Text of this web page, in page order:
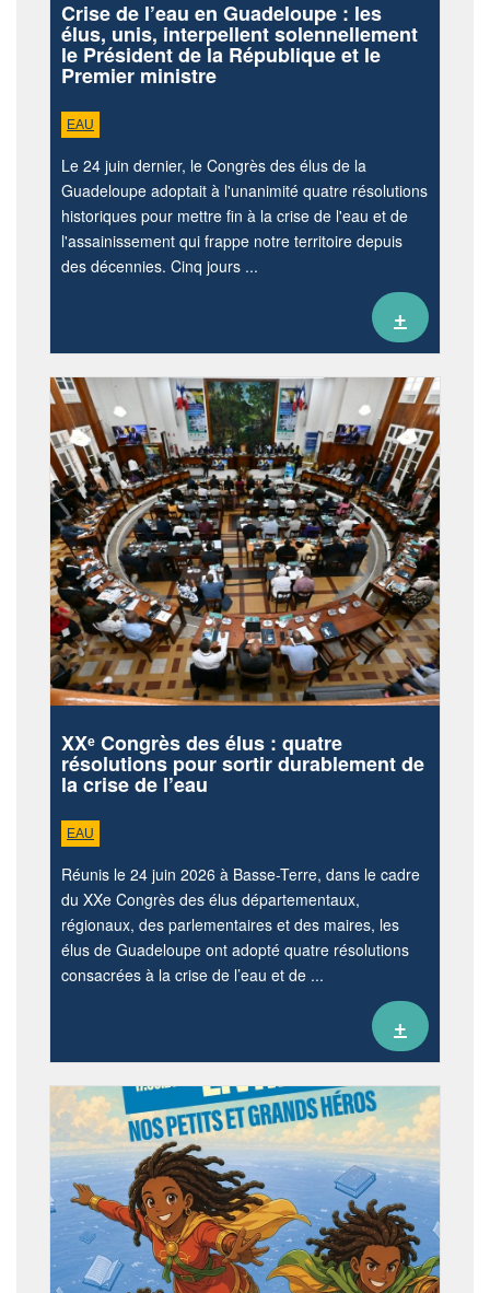
Crise de l’eau en Guadeloupe : les
élus, unis, interpellent solennellement
le Président de la République et le
Premier ministre
EAU
Le 24 juin dernier, le Congrès des élus de la
Guadeloupe adoptait à l'unanimité quatre résolutions
historiques pour mettre fin à la crise de l'eau et de
l'assainissement qui frappe notre territoire depuis
des décennies. Cinq jours ...
+
XXᵉ Congrès des élus : quatre
résolutions pour sortir durablement de
la crise de l’eau
EAU
Réunis le 24 juin 2026 à Basse-Terre, dans le cadre
du XXe Congrès des élus départementaux,
régionaux, des parlementaires et des maires, les
élus de Guadeloupe ont adopté quatre résolutions
consacrées à la crise de l’eau et de ...
+